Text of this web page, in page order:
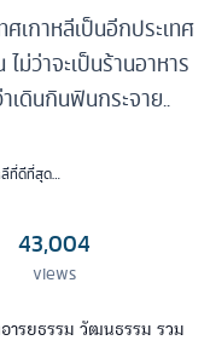
ศเกาหลีเป็นอีกประเทศ
ม่ว่าจะเป็นร้านอาหาร
ดินกินฟินกระจาย..
ลีที่ดีที่สุด !!
43,004
views
ารยธรรม วัฒนธรรม รวม